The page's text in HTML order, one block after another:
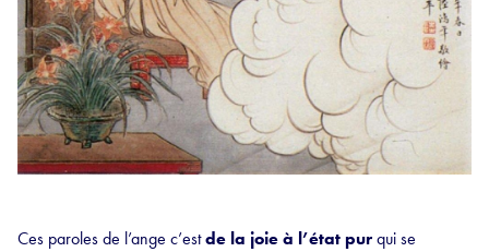
Ces paroles de l’ange c’estde la joie à l’état purqui se